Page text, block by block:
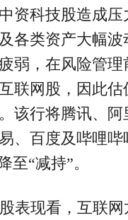
资科技股造成压
各类资产大幅波
弱，在风险管理
联网股，因此估
该行将腾讯、阿
、百度及哔哩哔
至“减持”。
表现看，互联